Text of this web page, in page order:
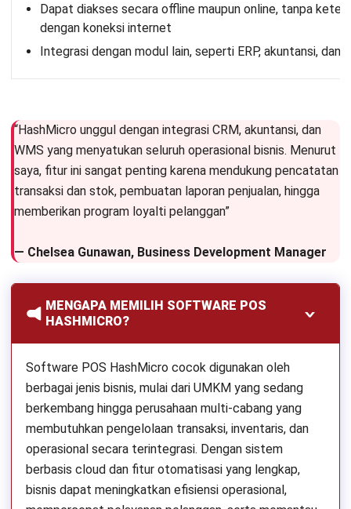
Dapat diakses secara offline maupun online, tanpa
dengan koneksi internet
Integrasi dengan modul lain, seperti ERP, akuntansi, dan
“HashMicro unggul dengan integrasi CRM, akuntansi, dan
WMS yang menyatukan seluruh operasional bisnis. Menurut
saya, fitur ini sangat penting karena mendukung pencatatan
transaksi dan stok, pembuatan laporan penjualan, hingga
memberikan program loyalti pelanggan”
— Chelsea Gunawan, Business Development Manager
MENGAPA MEMILIH SOFTWARE POS
HASHMICRO?
Software POS HashMicro cocok digunakan oleh
berbagai jenis bisnis, mulai dari UMKM yang sedang
berkembang hingga perusahaan multi-cabang yang
membutuhkan pengelolaan transaksi, inventaris, dan
operasional secara terintegrasi. Dengan sistem
berbasis cloud dan fitur otomatisasi yang lengkap,
bisnis dapat meningkatkan efisiensi operasional,